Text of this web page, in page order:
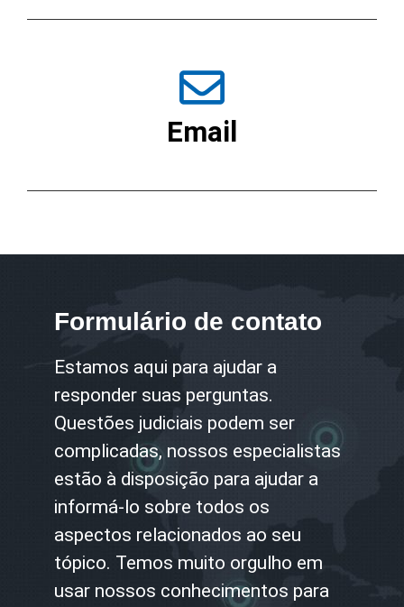
Email
Formulário de contato
Estamos aqui para ajudar a
responder suas perguntas.
Questões judiciais podem ser
complicadas, nossos especialistas
estão à disposição para ajudar a
informá-lo sobre todos os
aspectos relacionados ao seu
tópico. Temos muito orgulho em
usar nossos conhecimentos para